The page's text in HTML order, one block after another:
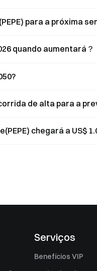
para a próxima
quando aumentará？
de alta para a
chegará a US$
Serviços
Benefícios VIP